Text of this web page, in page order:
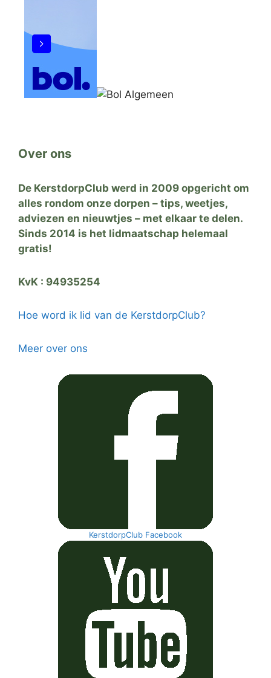
Over ons
De KerstdorpClub werd in 2009 opgericht om
alles rondom onze dorpen – tips, weetjes,
adviezen en nieuwtjes – met elkaar te delen.
Sinds 2014 is het lidmaatschap helemaal
gratis!
KvK : 94935254
Hoe word ik lid van de KerstdorpClub?
Meer over ons
KerstdorpClub Facebook